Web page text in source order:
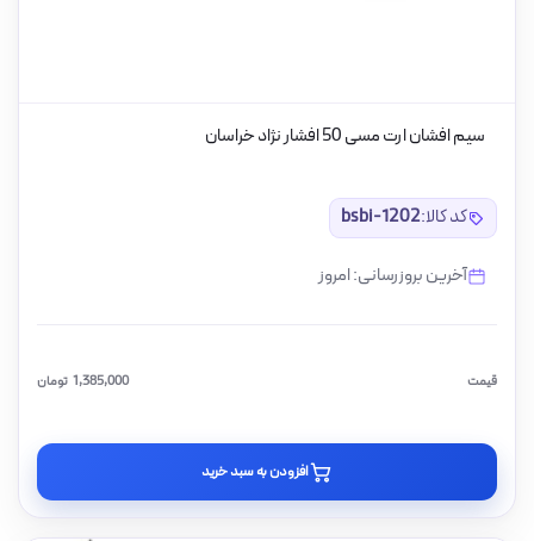
سیم افشان ارت مسی 50 افشار نژاد خراسان
کد کالا:bsbi-1202
آخرین بروزرسانی: امروز
قیمت تومان 1,385,000
افزودن به سبد خرید